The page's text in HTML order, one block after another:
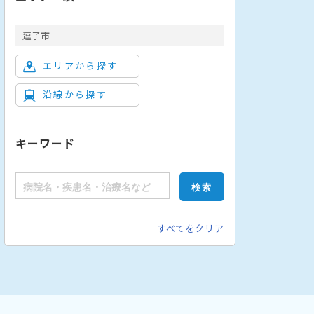
逗子市
エリアから探す
沿線から探す
キーワード
すべてをクリア